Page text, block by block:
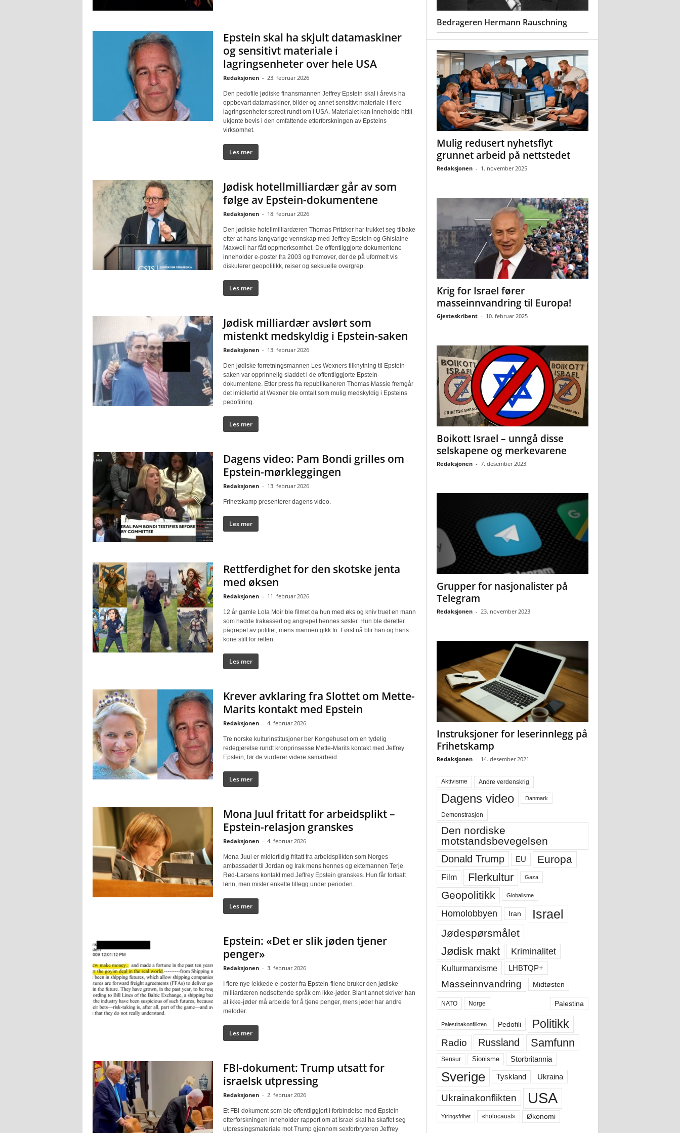
Epstein skal ha skjult datamaskiner
og sensitivt materiale i
lagringsenheter over hele USA
Redaksjonen - 23. februar 2026
Den pedofile jødiske finansmannen Jeffrey Epstein skal i årevis ha
oppbevart datamaskiner, bilder og annet sensitivt materiale i flere
lagringsenheter spredt rundt om i USA. Materialet kan inneholde hittil
ukjente bevis i den omfattende etterforskningen av Epsteins
virksomhet.
Les mer
Jødisk hotellmilliardær går av som
følge av Epstein-dokumentene
Redaksjonen - 18. februar 2026
Den jødiske hotellmilliardæren Thomas Pritzker har trukket seg tilbake
etter at hans langvarige vennskap med Jeffrey Epstein og Ghislaine
Maxwell har fått oppmerksomhet. De offentliggjorte dokumentene
inneholder e-poster fra 2003 og fremover, der de på uformelt vis
diskuterer geopolitikk, reiser og seksuelle overgrep.
Les mer
Jødisk milliardær avslørt som
mistenkt medskyldig i Epstein-saken
Redaksjonen - 13. februar 2026
Den jødiske forretningsmannen Les Wexners tilknytning til Epstein-
saken var opprinnelig sladdet i de offentliggjorte Epstein-
dokumentene. Etter press fra republikaneren Thomas Massie fremgår
det imidlertid at Wexner ble omtalt som mulig medskyldig i Epsteins
pedofilring.
Les mer
Dagens video: Pam Bondi grilles om
Epstein-mørkleggingen
Redaksjonen - 13. februar 2026
Frihetskamp presenterer dagens video.
Les mer
Rettferdighet for den skotske jenta
med øksen
Redaksjonen - 11. februar 2026
12 år gamle Lola Moir ble filmet da hun med øks og kniv truet en mann
som hadde trakassert og angrepet hennes søster. Hun ble deretter
pågrepet av politiet, mens mannen gikk fri. Først nå blir han og hans
kone stilt for retten.
Les mer
Krever avklaring fra Slottet om Mette-
Marits kontakt med Epstein
Redaksjonen - 4. februar 2026
Tre norske kulturinstitusjoner ber Kongehuset om en tydelig
redegjørelse rundt kronprinsesse Mette-Marits kontakt med Jeffrey
Epstein, før de vurderer videre samarbeid.
Les mer
Mona Juul fritatt for arbeidsplikt –
Epstein-relasjon granskes
Redaksjonen - 4. februar 2026
Mona Juul er midlertidig fritatt fra arbeidsplikten som Norges
ambassadør til Jordan og Irak mens hennes og ektemannen Terje
Rød-Larsens kontakt med Jeffrey Epstein granskes. Hun får fortsatt
lønn, men mister enkelte tillegg under perioden.
Les mer
Epstein: «Det er slik jøden tjener
penger»
Redaksjonen - 3. februar 2026
I flere nye lekkede e-poster fra Epstein-filene bruker den jødiske
milliardæren nedsettende språk om ikke-jøder. Blant annet skriver han
at ikke-jøder må arbeide for å tjene penger, mens jøder har andre
metoder.
Les mer
FBI-dokument: Trump utsatt for
israelsk utpressing
Redaksjonen - 2. februar 2026
Et FBI-dokument som ble offentliggjort i forbindelse med Epstein-
etterforskningen inneholder rapport om at Israel skal ha skaffet seg
utpressingsmateriale mot Trump gjennom sexforbryteren Jeffrey
Bedrageren Hermann Rauschning
Mulig redusert nyhetsflyt
grunnet arbeid på nettstedet
Redaksjonen - 1. november 2025
Krig for Israel fører
masseinnvandring til Europa!
Gjesteskribent - 10. februar 2025
Boikott Israel – unngå disse
selskapene og merkevarene
Redaksjonen - 7. desember 2023
Grupper for nasjonalister på
Telegram
Redaksjonen - 23. november 2023
Instruksjoner for leserinnlegg på
Frihetskamp
Redaksjonen - 14. desember 2021
Aktivisme Andre verdenskrig
Dagens video Danmark
Demonstrasjon
Den nordiske
motstandsbevegelsen
Donald Trump EU Europa
Film Flerkultur Gaza
Geopolitikk Globalisme
Homolobbyen Iran Israel
Jødespørsmålet
Jødisk makt Kriminalitet
Kulturmarxisme LHBTQP+
Masseinnvandring Midtøsten
NATO Norge Palestina
Palestinakonflikten Pedofili Politikk
Radio Russland Samfunn
Sensur Sionisme Storbritannia
Sverige Tyskland Ukraina
Ukrainakonflikten USA
Ytringsfrihet «holocaust» Økonomi